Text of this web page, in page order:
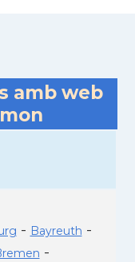
amb web
- Bayreuth -
-